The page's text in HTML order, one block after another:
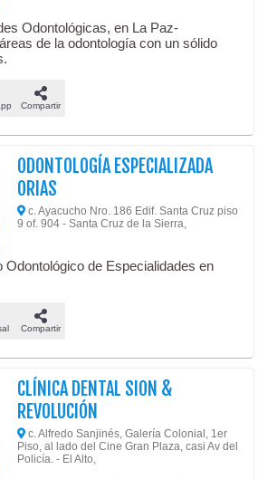
Odontológicas, en La Paz-
de la odontología con un sólido
Compartir
ODONTOLOGÍA ESPECIALIZADA
ORIAS
c. Ayacucho Nro. 186 Edif. Santa Cruz piso
9 of. 904 - Santa Cruz de la Sierra,
Odontológico de Especialidades en
Compartir
CLÍNICA DENTAL SION &
REVOLUCIÓN
c. Alfredo Sanjinés, Galería Colonial, 1er
Piso, al lado del Cine Gran Plaza, casi Av del
Policía. - El Alto,